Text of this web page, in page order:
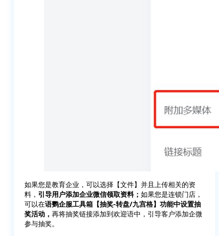
如果您是教育企业，可以选择【文件】并且上传相关的资
料， 引导用户添加企业微信领取资料； 如果您是连锁门店，
可以在语鹦企服工具箱【抽奖-转盘/九宫格】功能中设置抽
奖活动， 再将抽奖链接添加到欢迎语中，引导客户添加企微
参与抽奖。